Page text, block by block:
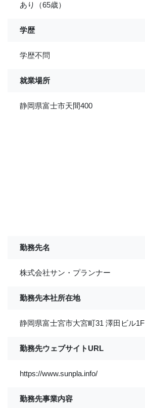
あり（65歳）
学歴
学歴不問
就業場所
静岡県富士市天間400
勤務先名
株式会社サン・プランナー
勤務先本社所在地
静岡県富士宮市大宮町31 澤田ビル1F
勤務先ウェブサイトURL
https://www.sunpla.info/
勤務先事業内容